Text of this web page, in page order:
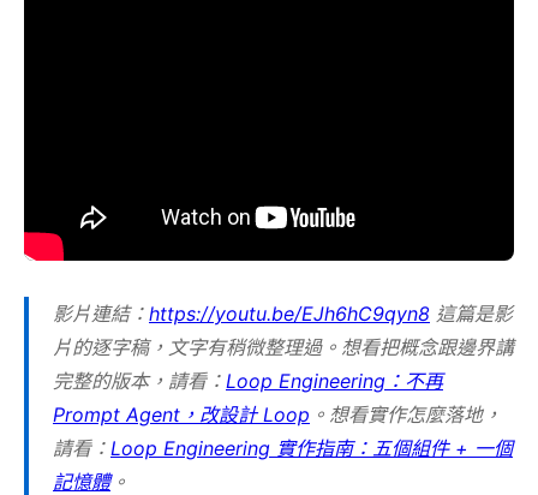
影片連結： https://youtu.be/EJh6hC9qyn8 這篇是影
片的逐字稿，文字有稍微整理過。想看把概念跟邊界講
完整的版本，請看： Loop Engineering：不再
Prompt Agent，改設計 Loop 。想看實作怎麼落地，
請看： Loop Engineering 實作指南：五個組件 + 一個
記憶體。